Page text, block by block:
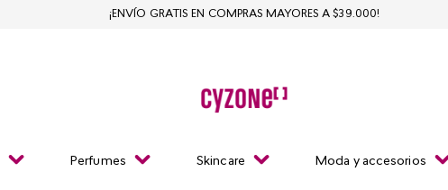
Perfumes Skincare Moda y accesorios
¡ENVÍO GRATIS EN COMPRAS MAYORES A $39.000!